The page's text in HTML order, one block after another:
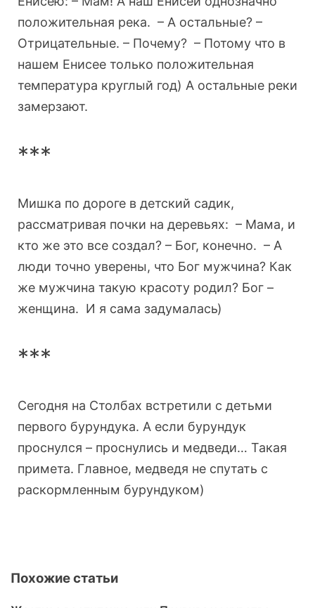
положительная река. – А остальные? –
Отрицательные. – Почему? – Потому что в
нашем Енисее только положительная
температура круглый год) А остальные реки
замерзают.
***
Мишка по дороге в детский садик,
рассматривая почки на деревьях: – Мама, и
кто же это все создал? – Бог, конечно. – А
люди точно уверены, что Бог мужчина? Как
же мужчина такую красоту родил? Бог –
женщина. И я сама задумалась)
***
Сегодня на Столбах встретили с детьми
первого бурундука. А если бурундук
проснулся – проснулись и медведи… Такая
примета. Главное, медведя не спутать с
раскормленным бурундуком)
Похожие статьи